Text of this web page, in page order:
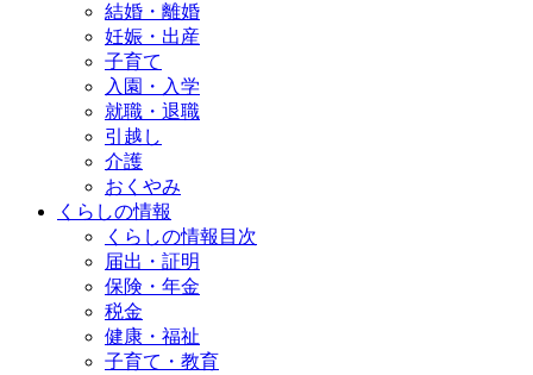
結婚・離婚
妊娠・出産
子育て
入園・入学
就職・退職
引越し
介護
おくやみ
くらしの情報
くらしの情報目次
届出・証明
保険・年金
税金
健康・福祉
子育て・教育